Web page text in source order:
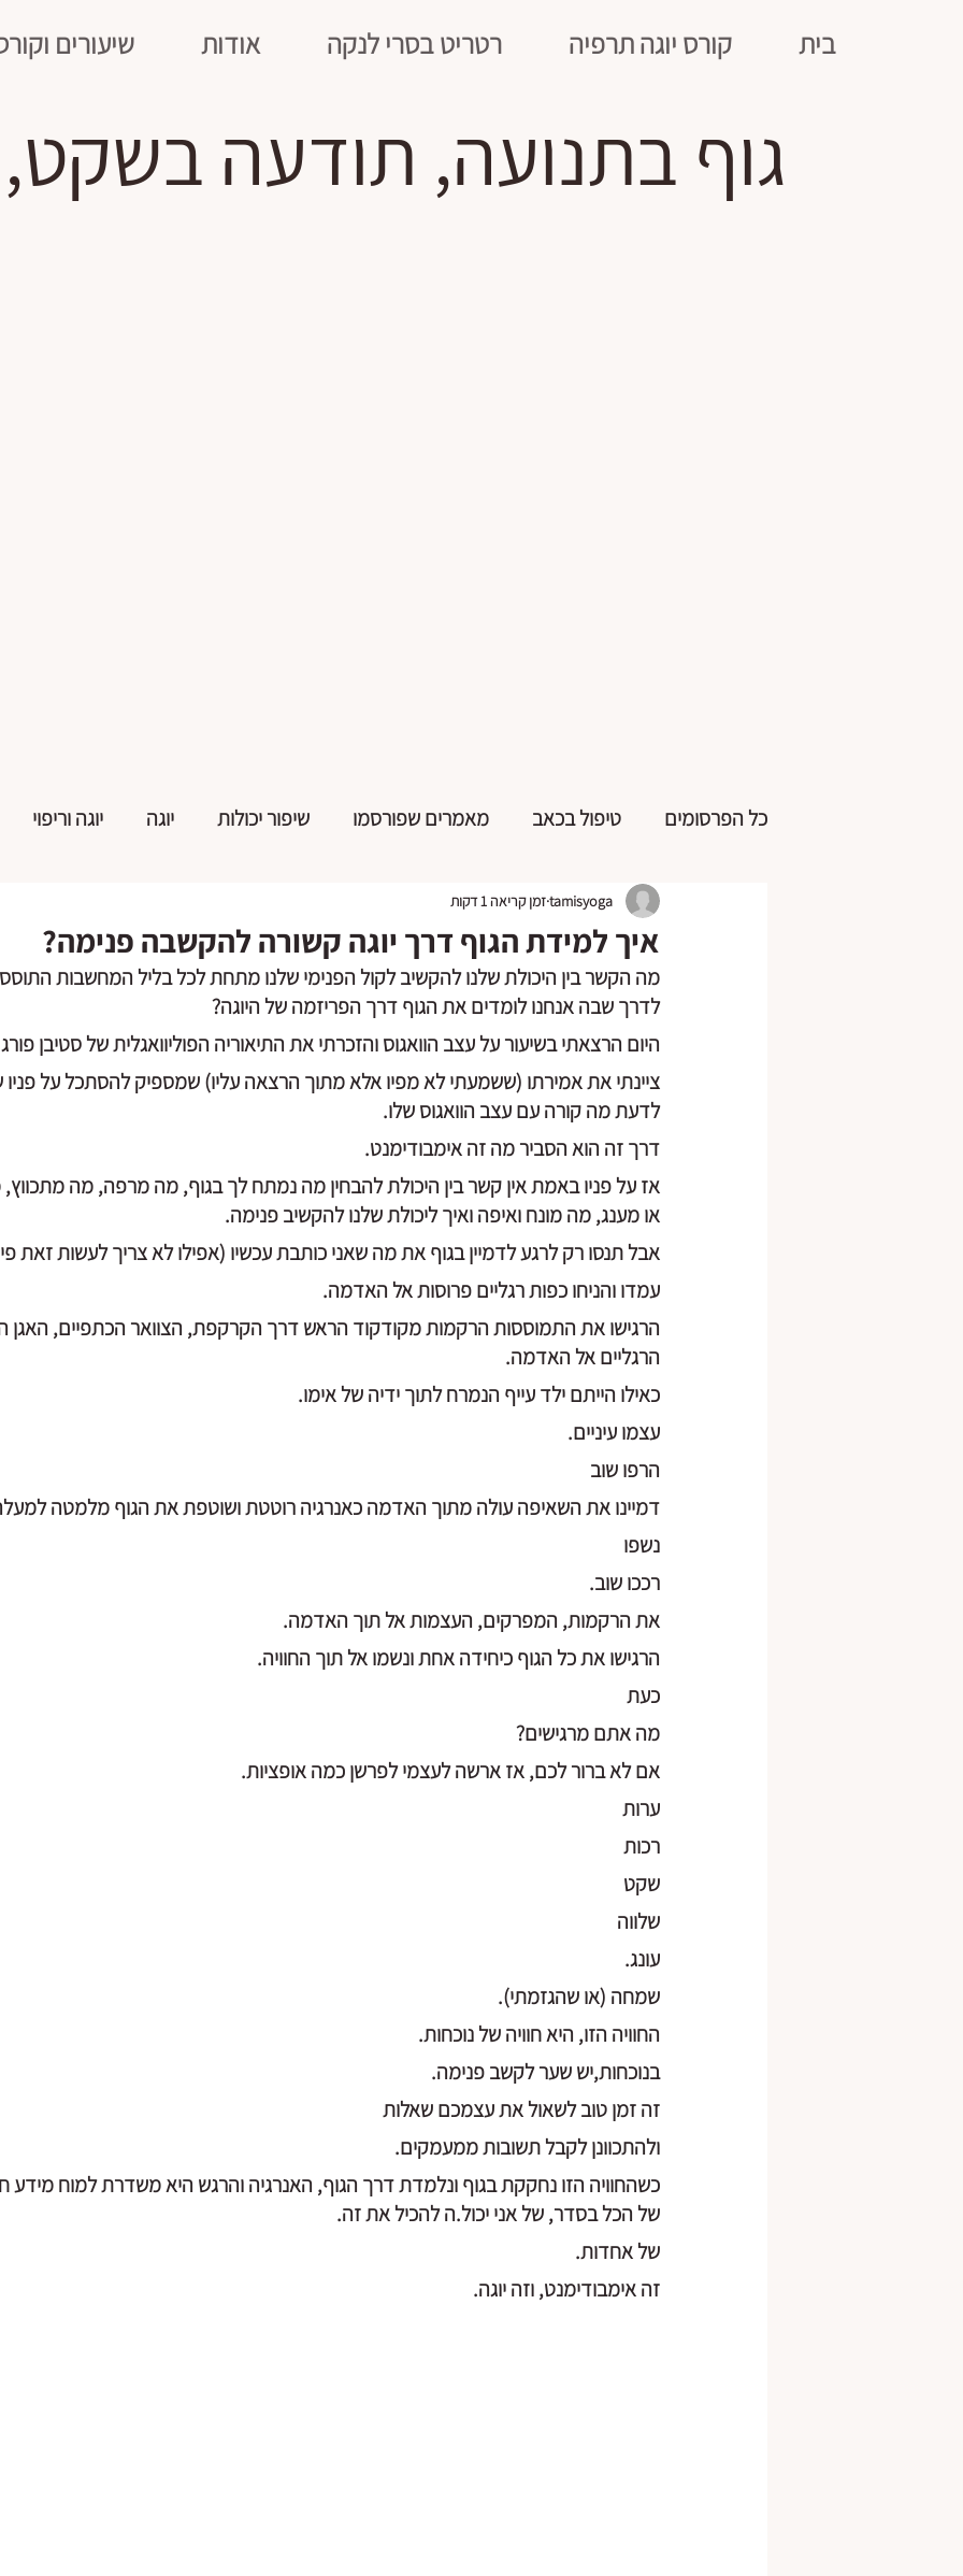
בית קורס יוגה תרפיה רטריט בסרי לנקה אודות שיעורים
גוף בתנועה, תודעה
כל הפרסומים טיפול בכאב מאמרים שפורסמו שיפור יכולות יוגה יוגה וריפוי
איך למידת הגוף דרך יוגה קשורה להקשבה פנימה?
tamisyogaזמן קריאה 1 דקות
מה הקשר בין היכולת שלנו להקשיב לקול הפנימי שלנו מתחת לכל בליל המחשבות
לדרך שבה אנחנו לומדים את הגוף דרך הפריזמה של היוגה?
היום הרצאתי בשיעור על עצב הוואגוס והזכרתי את התיאוריה הפוליוואגלית של סטיבן
ציינתי את אמירתו (ששמעתי לא מפיו אלא מתוך הרצאה עליו) שמספיק להסתכל על
לדעת מה קורה עם עצב הוואגוס שלו.
דרך זה הוא הסביר מה זה אימבודימנט.
אז על פניו באמת אין קשר בין היכולת להבחין מה נמתח לך בגוף, מה מרפה, מה
או מענג, מה מונח ואיפה ואיך ליכולת שלנו להקשיב פנימה.
אבל תנסו רק לרגע לדמיין בגוף את מה שאני כותבת עכשיו (אפילו לא צריך לעשות זאת
עמדו והניחו כפות רגליים פרוסות אל האדמה.
הרגישו את התמוססות הרקמות מקודקוד הראש דרך הקרקפת, הצוואר הכתפיים, האגן
הרגליים אל האדמה.
כאילו הייתם ילד עייף הנמרח לתוך ידיה של אימו.
עצמו עיניים.
הרפו שוב
דמיינו את השאיפה עולה מתוך האדמה כאנרגיה רוטטת ושוטפת את הגוף מלמטה
נשפו
רככו שוב.
את הרקמות, המפרקים, העצמות אל תוך האדמה.
הרגישו את כל הגוף כיחידה אחת ונשמו אל תוך החוויה.
כעת
מה אתם מרגישים?
אם לא ברור לכם, אז ארשה לעצמי לפרשן כמה אופציות.
ערות
רכות
שקט
שלווה
עונג.
שמחה (או שהגזמתי).
החוויה הזו, היא חוויה של נוכחות.
בנוכחות,יש שער לקשב פנימה.
זה זמן טוב לשאול את עצמכם שאלות
ולהתכוונן לקבל תשובות ממעמקים.
כשהחוויה הזו נחקקת בגוף ונלמדת דרך הגוף, האנרגיה והרגש היא משדרת למוח
של הכל בסדר, של אני יכול.ה להכיל את זה.
של אחדות.
זה אימבודימנט, וזה יוגה.